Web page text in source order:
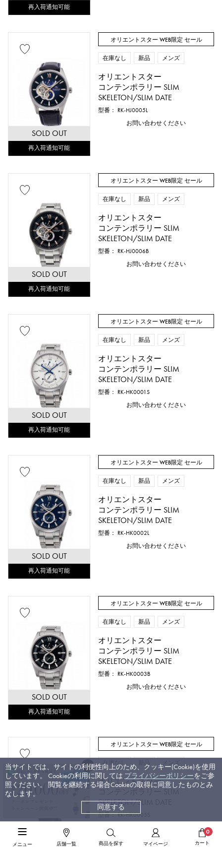
メニュー 店舗一覧 商品を探す マイページ
0
カート
再入荷通知可能
SOLD OUT
再入荷通知可能
オリエントスター WEB限定 セール
在庫なし 新品 メンズ
オリエントスター
コンテンポラリー SLIM
SKELETON/SLIM DATE
型番： RK-HJ0005L
お問い合わせください
SOLD OUT
再入荷通知可能
オリエントスター WEB限定 セール
在庫なし 新品 メンズ
オリエントスター
コンテンポラリー SLIM
SKELETON/SLIM DATE
型番： RK-HJ0006B
お問い合わせください
SOLD OUT
再入荷通知可能
オリエントスター WEB限定 セール
在庫なし 新品 メンズ
オリエントスター
コンテンポラリー SLIM
SKELETON/SLIM DATE
型番： RK-HK0001S
お問い合わせください
SOLD OUT
再入荷通知可能
オリエントスター WEB限定 セール
在庫なし 新品 メンズ
オリエントスター
コンテンポラリー SLIM
SKELETON/SLIM DATE
型番： RK-HK0002L
お問い合わせください
SOLD OUT
再入荷通知可能
オリエントスター WEB限定 セール
在庫なし 新品 メンズ
オリエントスター
コンテンポラリー SLIM
SKELETON/SLIM DATE
型番： RK-HK0003B
お問い合わせください
SOLD OUT
オリエントスター WEB限定 セール
在庫なし 新品 メンズ
オリエントスター
SKELETON/SLIM DATE
型番： RK-HK0005S
お問い合わせください
当サイトでは、サイトの利便性向上のため、クッキー(Cookie)を使用
しています。 Cookieの利用に関しては プライバシーポリシーをご参
照ください。 閲覧を継続する場合Cookieの取得に同意したものとみ
なします。
同意する